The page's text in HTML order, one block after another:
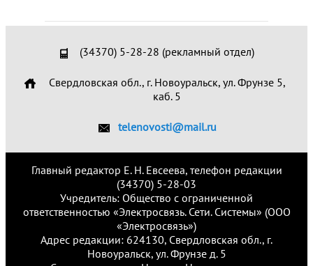
(34370) 5-28-28 (рекламный отдел)
Свердловская обл., г. Новоуральск, ул. Фрунзе 5,
каб. 5
telenovosti@mail.ru
Главный редактор Е. Н. Евсеева, телефон редакции
(34370) 5-28-03
Учредитель: Общество с ограниченной
ответственностью «Электросвязь. Сети. Системы» (ООО
«Электросвязь»)
Адрес редакции: 624130, Свердловская обл., г.
Новоуральск, ул. Фрунзе д. 5